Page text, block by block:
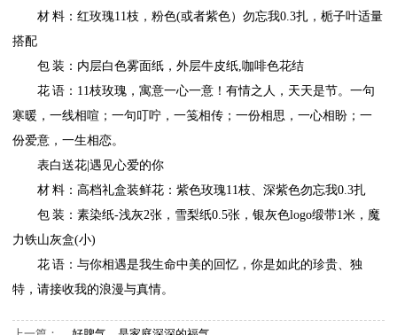
材 料：红玫瑰11枝，粉色(或者紫色）勿忘我0.3扎，栀子叶适量
搭配
包 装：内层白色雾面纸，外层牛皮纸,咖啡色花结
花 语：11枝玫瑰，寓意一心一意！有情之人，天天是节。一句
寒暖，一线相喧；一句叮咛，一笺相传；一份相思，一心相盼；一
份爱意，一生相恋。
表白送花|遇见心爱的你
材 料：高档礼盒装鲜花：紫色玫瑰11枝、深紫色勿忘我0.3扎
包 装：素染纸-浅灰2张，雪梨纸0.5张，银灰色logo缎带1米，魔
力铁山灰盒(小)
花 语：与你相遇是我生命中美的回忆，你是如此的珍贵、独
特，请接收我的浪漫与真情。